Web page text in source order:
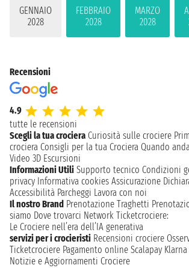
GENNAIO
2028
FEBBRAIO
2028
MARZO
2028
Recensioni
4.9
tutte le recensioni
Scegli la tua crociera Curiosità sulle crociere
crociera Consigli per la tua Crociera Quando
Video 3D Escursioni
Informazioni Utili Supporto tecnico Condizioni
privacy Informativa cookies Assicurazione
Accessibilità Parcheggi Lavora con noi
Il nostro Brand Prenotazione Traghetti
siamo Dove trovarci Network Ticketcrociere:
Le Crociere nell’era dell’IA generativa
servizi per i crocieristi Recensioni crociere
Ticketcrociere Pagamento online Scalapay Klarna
Notizie e Aggiornamenti Crociere